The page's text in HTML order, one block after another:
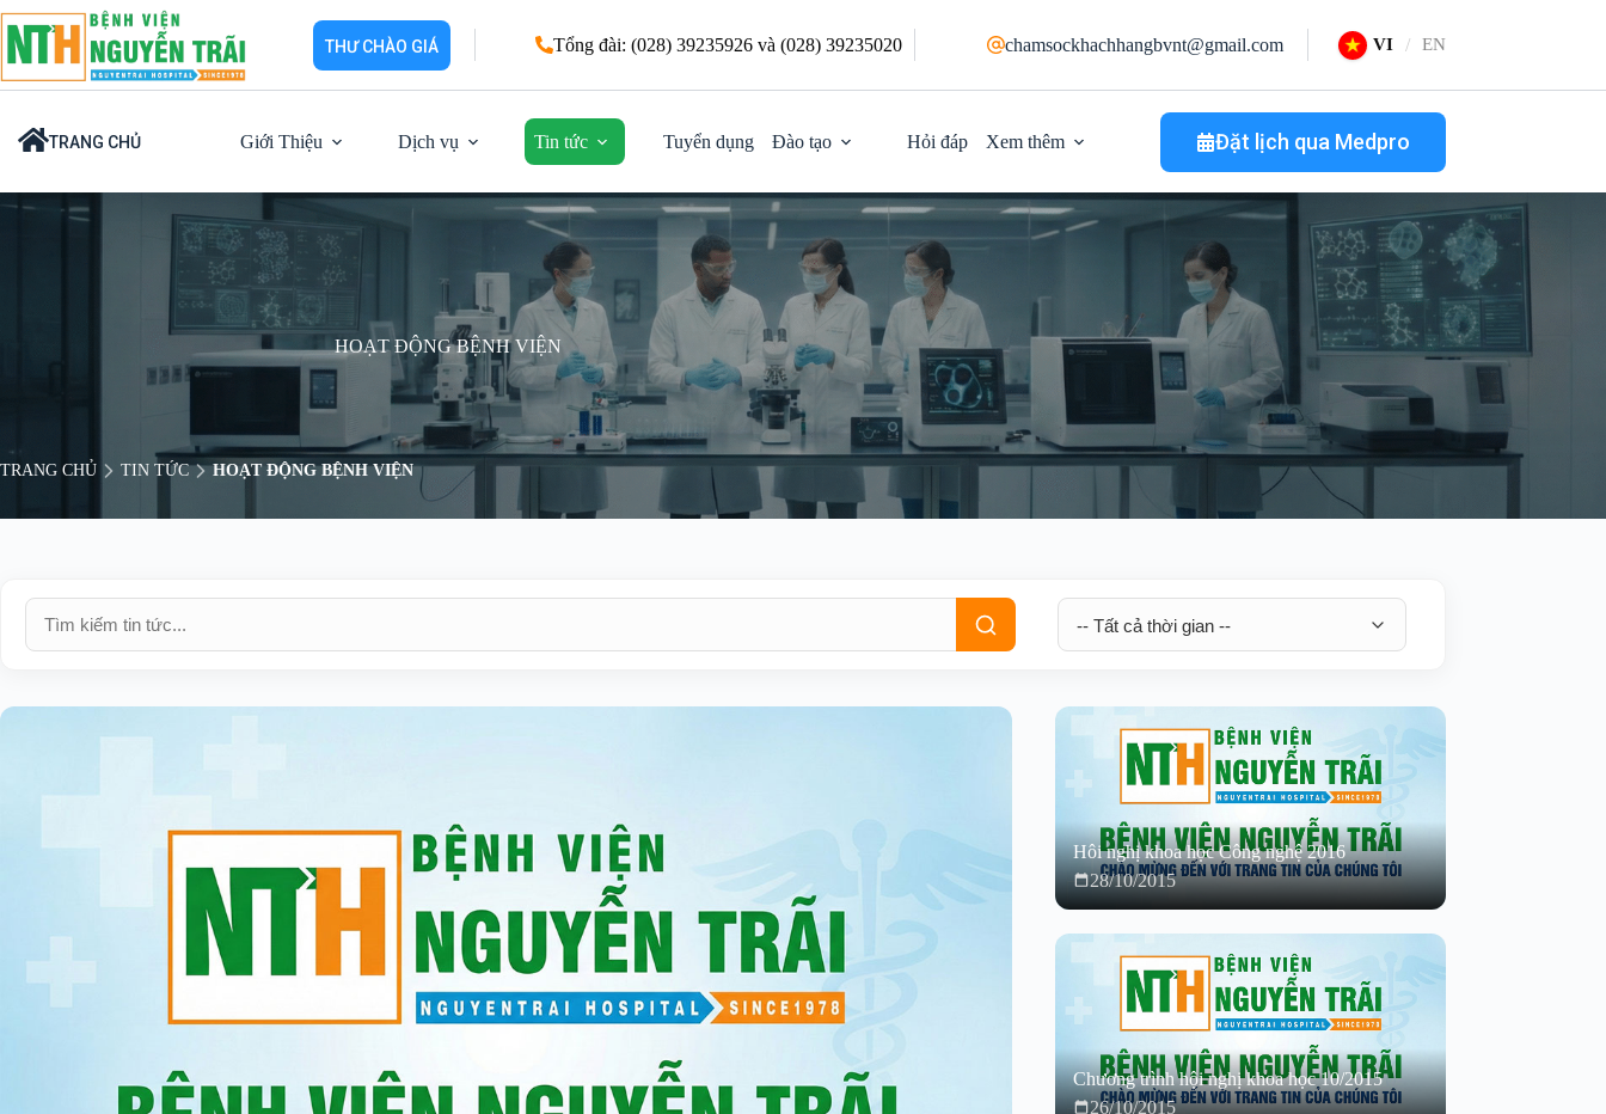
Chuyển
đến
phần
dung
THƯ CHÀO GIÁ Tổng đài: (028) 39235926 và (028) 39235020 chamsockhachhangbvnt@gmail.com EN
VI
TRANG CHỦ Giới Thiệu Dịch vụ Tin tức Tuyển dụng Đào tạo Hỏi đáp Xem thêm Đặt lịch qua Medpro
HOẠT ĐỘNG BỆNH VIỆN
TRANG CHỦ TIN TỨC HOẠT ĐỘNG BỆNH VIỆN
Hôi nghị khoa học Công nghệ 2016
28/10/2015
Chương trình hội nghị khoa học 10/2015
26/10/2015